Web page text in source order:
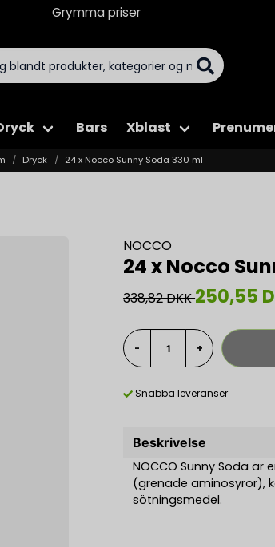
Grymma priser
Bars Xblast
Dryck 24 x Nocco Sunny Soda 330 ml
NOCCO
24 x Nocco
338,82 DKK250,55
- +
Snabba leveranser
Beskrivelse
NOCCO Sunny Soda är
(grenade aminosyror),
sötningsmedel.